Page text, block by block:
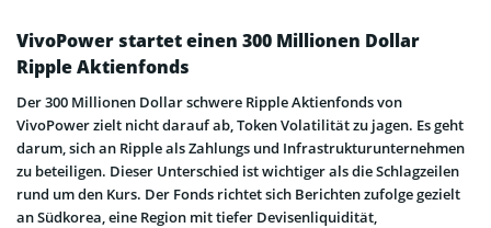
VivoPower startet einen 300 Millionen Dollar
Ripple Aktienfonds
Der 300 Millionen Dollar schwere Ripple Aktienfonds von
VivoPower zielt nicht darauf ab, Token Volatilität zu jagen. Es geht
darum, sich an Ripple als Zahlungs und Infrastrukturunternehmen
zu beteiligen. Dieser Unterschied ist wichtiger als die Schlagzeilen
rund um den Kurs. Der Fonds richtet sich Berichten zufolge gezielt
an Südkorea, eine Region mit tiefer Devisenliquidität,